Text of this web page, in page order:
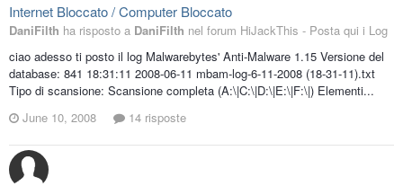
Internet Bloccato / Computer Bloccato
DaniFilth ha risposto a DaniFilth nel forum HiJackThis - Posta qui i Log
ciao adesso ti posto il log Malwarebytes' Anti-Malware 1.15 Versione del
database: 841 18:31:11 2008-06-11 mbam-log-6-11-2008 (18-31-11).txt
Tipo di scansione: Scansione completa (A:\|C:\|D:\|E:\|F:\|) Elementi...
June 10, 2008
14 risposte